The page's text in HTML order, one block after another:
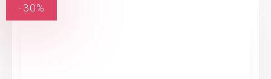
-30%